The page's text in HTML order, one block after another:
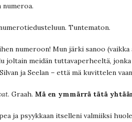
Tuntematon.
numeroon! Mun järki sanoo
joltain meidän tuttavaperheeltä,
ja Seelan – että mä kuvittelen
. Graah. Mä en ymmärrä tätä
ja psyykkaan itselleni valmiiksi